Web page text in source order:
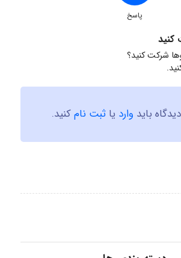
پاسخ
کنید
شرکت کنید؟
باید وارد یا ثبت نامکنید.